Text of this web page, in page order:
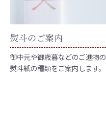
熨斗のご案内
御中元や御歳暮などのご進物の
熨斗紙の種類をご案内します。